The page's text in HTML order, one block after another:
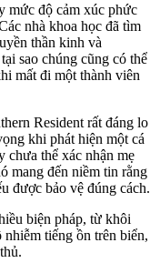
mức độ cảm xúc phức
nhà khoa học đã tìm
thần kinh và
sao chúng cũng có thể
mất đi một thành viên
Resident rất đáng lo
khi phát hiện một cá
chưa thể xác nhận mẹ
mang đến niềm tin rằng
được bảo vệ đúng cách.
biện pháp, từ khôi
tiếng ồn trên biển,